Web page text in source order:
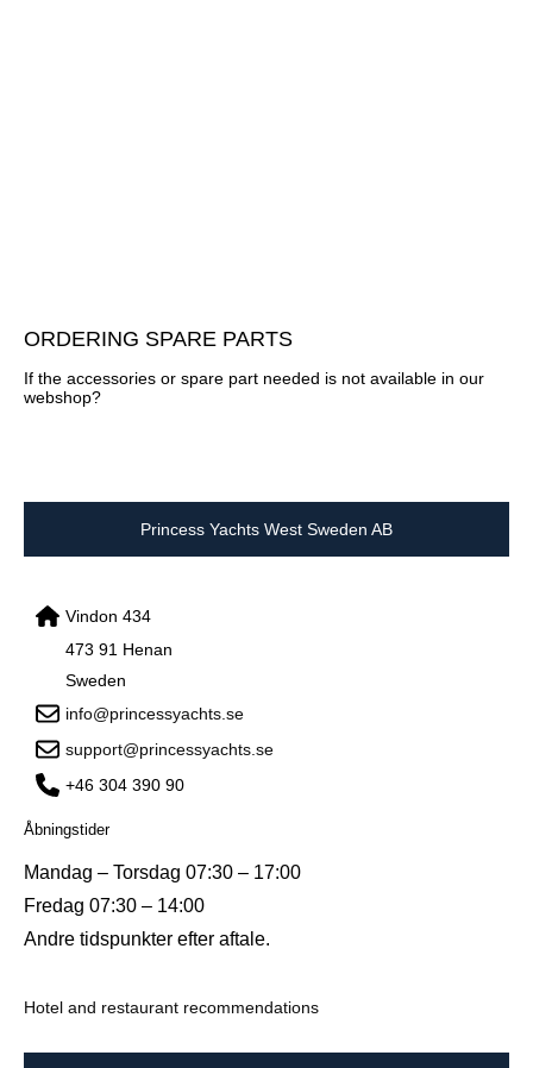
ORDERING SPARE PARTS
If the accessories or spare part needed is not available in our
webshop?
Princess Yachts West Sweden AB
Vindon 434
473 91 Henan
Sweden
info@princessyachts.se
support@princessyachts.se
+46 304 390 90
Åbningstider
Mandag – Torsdag 07:30 – 17:00
Fredag 07:30 – 14:00
Andre tidspunkter efter aftale.
Hotel and restaurant recommendations